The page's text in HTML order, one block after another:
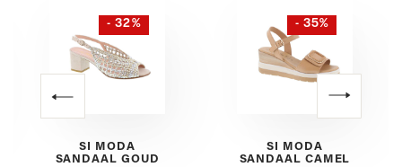
- 32%
SI MODA
SANDAAL GOUD
- 35%
SI MODA
SANDAAL CAMEL